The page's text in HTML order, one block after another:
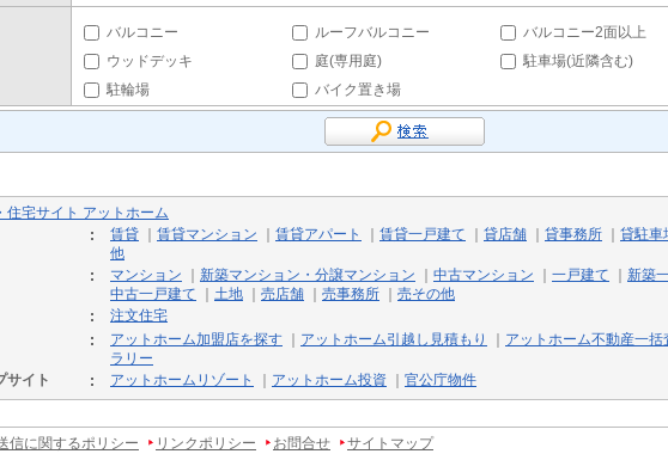
バルコニー ルーフバルコニー
バルコニー2面以上
ウッドデッキ
庭(専用庭)
駐車場(近隣含む)
駐輪場
バイク置き場
住宅サイト アットホーム
賃貸 賃貸マンション 賃貸アパート 賃貸一戸建て 貸店舗 貸事務所 貸駐車
他
マンション 新築マンション・分譲マンション 中古マンション 一戸建て
新築
中古一戸建て
土地 売店舗 売事務所
売その他
注文住宅
アットホーム加盟店を探す アットホーム引越し見積もり アットホーム不動産一
ラリー
サイト
アットホームリゾート アットホーム投資 官公庁物件
信に関するポリシー リンクポリシー お問合せ サイトマップ